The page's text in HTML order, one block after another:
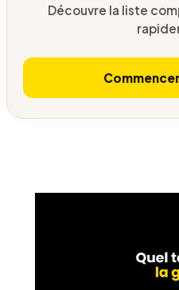
Découvre la liste